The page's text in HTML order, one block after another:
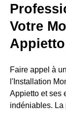
Votre
Faire appel à
l'Installation
Appietto et ses
indéniables. La